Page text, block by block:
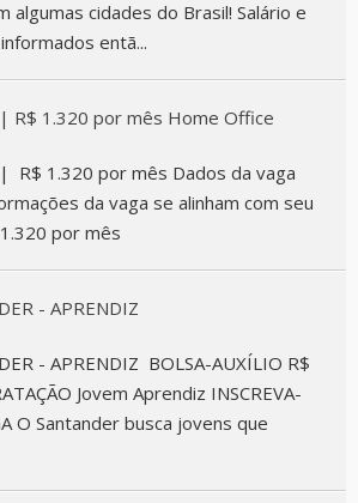
algumas cidades do Brasil! Salário e
entã...
R$ 1.320 por mês Home Office
R$ 1.320 por mês Dados da vaga
da vaga se alinham com seu
por mês
- APRENDIZ
- APRENDIZ BOLSA-AUXÍLIO R$
Jovem Aprendiz INSCREVA-
O Santander busca jovens que